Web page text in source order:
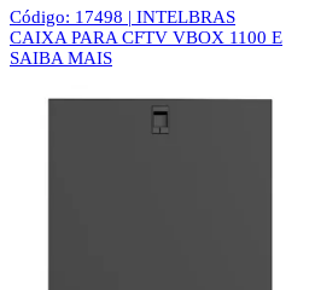
Código: 17498 | INTELBRAS
CAIXA PARA CFTV VBOX 1100 E
SAIBA MAIS